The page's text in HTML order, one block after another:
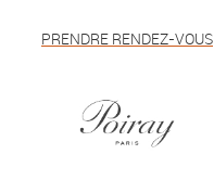
PRENDRE RENDEZ-VOUS